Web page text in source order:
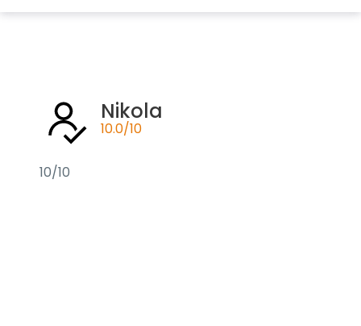
Nikola
10.0/10
10/10